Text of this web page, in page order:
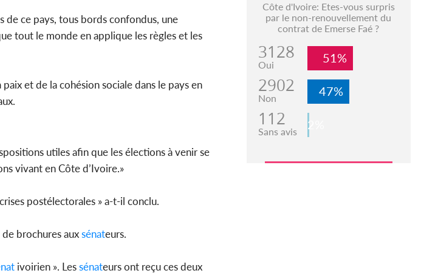
de ce pays, tous bords confondus, une
tout le monde en applique les règles et les
et de la cohésion sociale dans le pays en
utiles afin que les élections à venir se
vivant en Côte d’Ivoire.»
postélectorales » a-t-il conclu.
brochures auxsénateurs.
ivoirien ». Lessénateurs ont reçu ces deux
Côte d'Ivoire: Etes-vous surpris
par le non-renouvellement du
contrat de Emerse Faé ?
3128
Oui 51%
2902
Non 47%
112
Sans avis 2%